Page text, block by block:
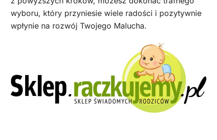
wyboru, który przyniesie wiele radości i pozytywnie
wpłynie na rozwój Twojego Malucha.